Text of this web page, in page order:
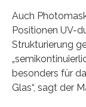
Auch
Positionen UV-
Strukturierung
besonders für
Glas“, sagt der